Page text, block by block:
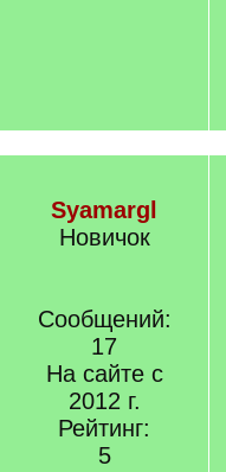
Syamargl
Новичок
Сообщений:
17
На сайте с
2012 г.
Рейтинг:
5